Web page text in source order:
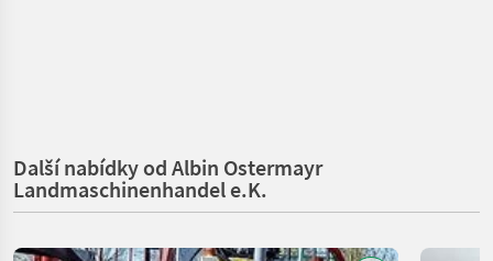
Další nabídky od Albin Ostermayr
Landmaschinenhandel e.K.